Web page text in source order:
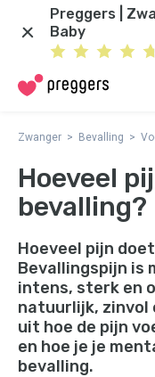
Preggers |
Baby
Zwanger Bevalling
Hoeveel
bevalling?
Hoeveel pijn
Bevallingspijn is
intens, sterk en
natuurlijk, zinvol
uit hoe de pijn
en hoe je je
bevalling.